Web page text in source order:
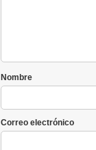
Nombre
Correo electrónico